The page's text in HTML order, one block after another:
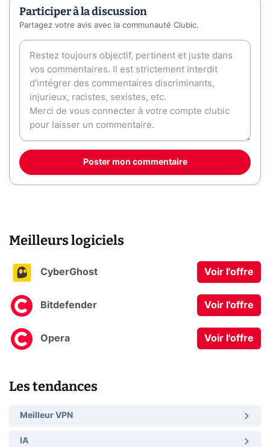
Participer à la discussion
Partagez votre avis avec la communauté Clubic.
Poster mon commentaire
Meilleurs logiciels
CyberGhost Voir l'offre
Bitdefender Voir l'offre
Opera Voir l'offre
Les tendances
Meilleur VPN
IA